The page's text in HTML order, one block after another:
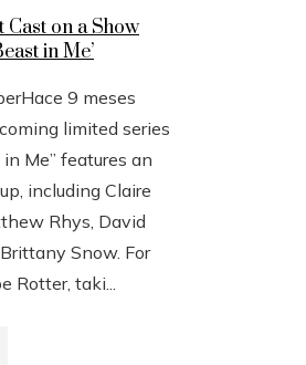
Cast on a Show
in Me’
Hace 9 meses
limited series
Me” features an
including Claire
Rhys, David
Snow. For
Rotter, taki...